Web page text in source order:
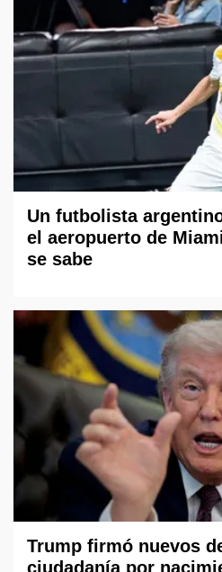
Un futbolista
el aeropuerto de
se sabe
Trump firmó nuevos
ciudadanía por